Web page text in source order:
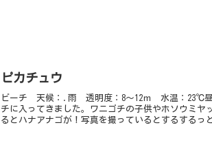
ピカチュウ
ビーチ 天候：.雨 透明度：8～12ｍ 水温：23℃昼
チに入ってきました。ワニゴチの子供やホソウミ
るとハナアナゴが！写真を撮っているとするするっ